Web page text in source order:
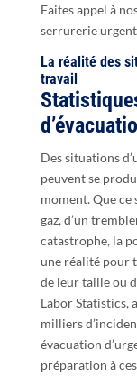
Faites appel à
serrurerie
La réalité des
travail
Des situations
peuvent se
moment. Que ce
gaz, d’un
catastrophe, la
une réalité pour
de leur taille ou
Labor Statistics,
milliers
évacuation
préparation à